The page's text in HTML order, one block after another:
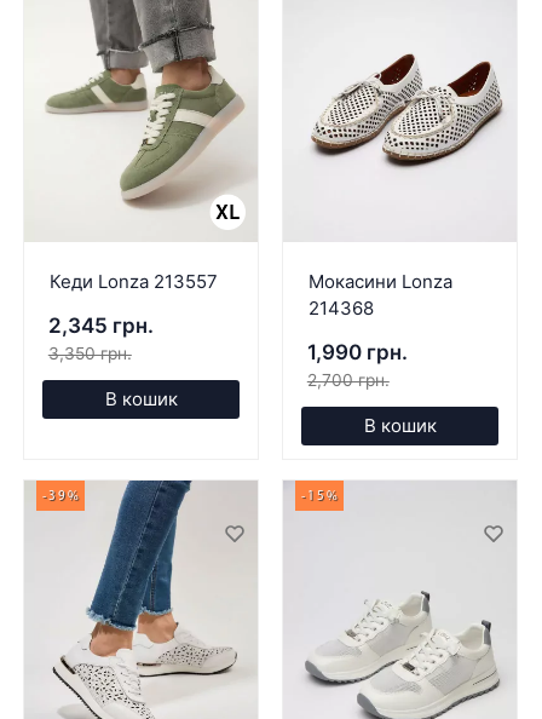
Кеди Lonza 213557
2,345 грн.
3,350 грн.
В кошик
Мокасини Lonza
214368
1,990 грн.
2,700 грн.
В кошик
-39% -15%